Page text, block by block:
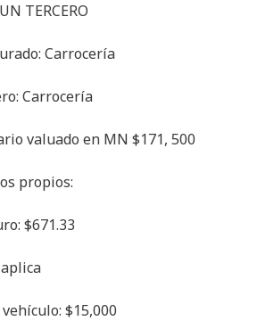
TERCERO
Carrocería
Carrocería
valuado en MN $171, 500
propios:
$671.33
$15,000